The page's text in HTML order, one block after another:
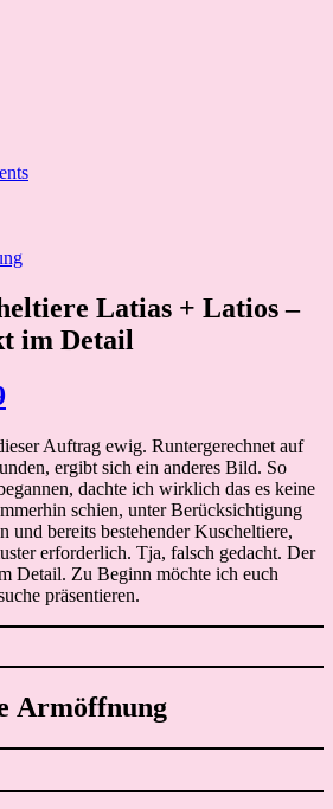
Latias + Latios –
im Detail
Auftrag ewig. Runtergerechnet auf
ergibt sich ein anderes Bild. So
dachte ich wirklich das es keine
schien, unter Berücksichtigung
und bereits bestehender Kuscheltiere,
erforderlich. Tja, falsch gedacht. Der
Detail. Zu Beginn möchte ich euch
präsentieren.
Armöffnung